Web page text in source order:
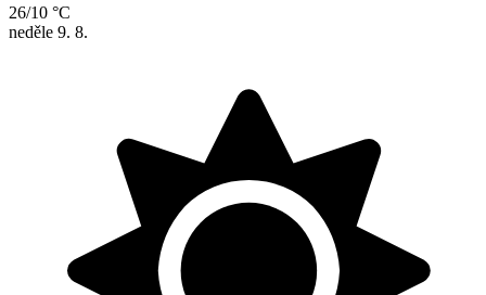
26/10 °C
neděle 9. 8.